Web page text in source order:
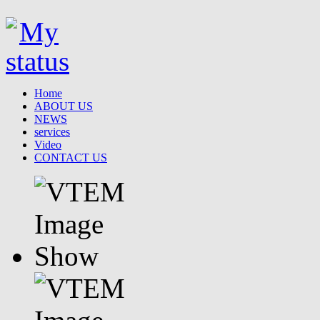
Home
ABOUT US
NEWS
services
Video
CONTACT US